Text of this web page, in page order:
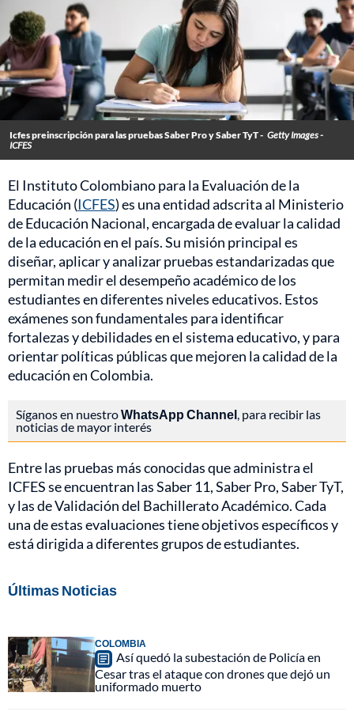
Icfes preinscripción para las pruebas Saber Pro y Saber TyT - Getty Images -
ICFES
El Instituto Colombiano para la Evaluación de la
Educación (ICFES) es una entidad adscrita al Ministerio
de Educación Nacional, encargada de evaluar la calidad
de la educación en el país. Su misión principal es
diseñar, aplicar y analizar pruebas estandarizadas que
permitan medir el desempeño académico de los
estudiantes en diferentes niveles educativos. Estos
exámenes son fundamentales para identificar
fortalezas y debilidades en el sistema educativo, y para
orientar políticas públicas que mejoren la calidad de la
educación en Colombia.
Síganos en nuestroWhatsApp Channel, para recibir las
noticias de mayor interés
Entre las pruebas más conocidas que administra el
ICFES se encuentran las Saber 11, Saber Pro, Saber TyT,
y las de Validación del Bachillerato Académico. Cada
una de estas evaluaciones tiene objetivos específicos y
está dirigida a diferentes grupos de estudiantes.
Últimas Noticias
COLOMBIA
Así quedó la subestación de Policía en
Cesar tras el ataque con drones que dejó un
uniformado muerto